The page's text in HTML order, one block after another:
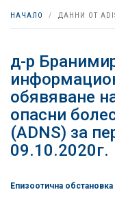
НАЧАЛО ДАННИ ОТ
д-р
обявяване
опасни
(ADNS) за
09.10.2020г.
Епизоотична